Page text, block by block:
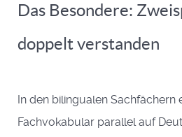
Das Besondere:
doppelt verstanden
In den bilingualen Sachfächern
Fachvokabular parallel auf